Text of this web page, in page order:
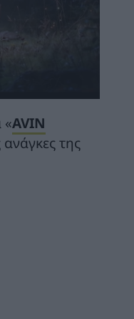
«AVIN
της